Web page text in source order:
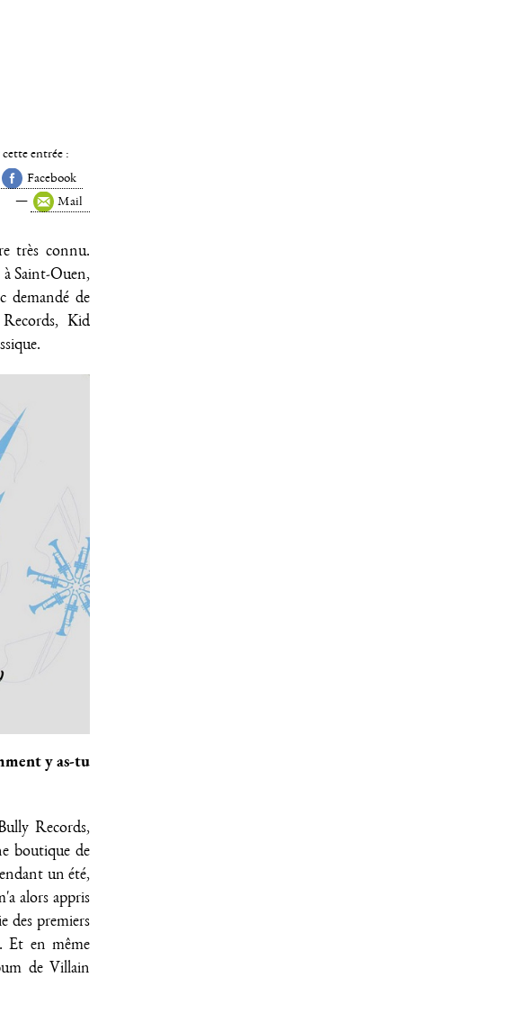
cette entrée :
Facebook
Mail
très connu.
à Saint-Ouen,
demandé de
Kid
y as-tu
Records,
boutique de
un été,
alors appris
des premiers
Et en même
de Villain